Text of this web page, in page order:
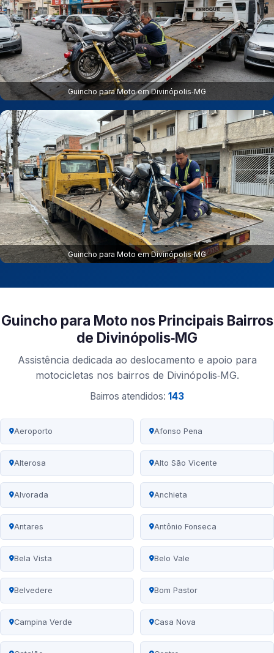
Guincho para Moto em Divinópolis‑MG
Guincho para Moto em Divinópolis‑MG
Guincho para Moto nos Principais Bairros
de Divinópolis‑MG
Assistência dedicada ao deslocamento e apoio para
motocicletas nos bairros de Divinópolis‑MG.
Bairros atendidos: 143
Aeroporto Afonso Pena
Alterosa Alto São Vicente
Alvorada Anchieta
Antares Antônio Fonseca
Bela Vista Belo Vale
Belvedere Bom Pastor
Campina Verde Casa Nova